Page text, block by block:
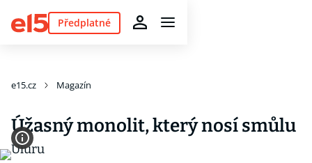
Předplatné
e15.cz Magazín
Úžasný monolit, který nosí smůlu